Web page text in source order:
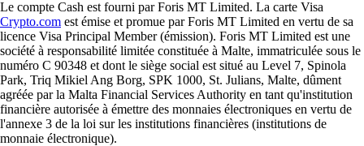
Le compte Cash est fourni par Foris MT Limited. La carte Visa
Crypto.com est émise et promue par Foris MT Limited en vertu de sa
licence Visa Principal Member (émission). Foris MT Limited est une
société à responsabilité limitée constituée à Malte, immatriculée sous le
numéro C 90348 et dont le siège social est situé au Level 7, Spinola
Park, Triq Mikiel Ang Borg, SPK 1000, St. Julians, Malte, dûment
agréée par la Malta Financial Services Authority en tant qu'institution
financière autorisée à émettre des monnaies électroniques en vertu de
l'annexe 3 de la loi sur les institutions financières (institutions de
monnaie électronique).